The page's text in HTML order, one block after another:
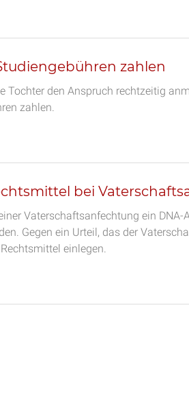
zahlen
Tochter den Anspruch rechtzeitig
zahlen.
bei
Vaterschaftsanfechtung ein
Gegen ein Urteil, das der
einlegen.